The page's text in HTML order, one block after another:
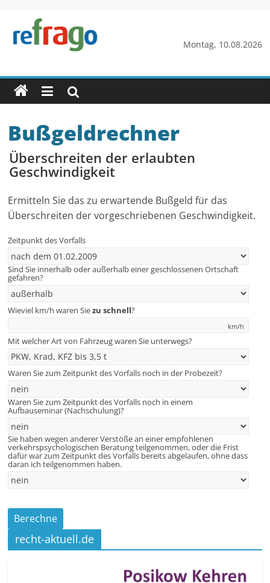
springen
Montag, 10.08.2026
refrago
Rechtsfragen
online
verständlich
kostenlos
Bußgeldrechner
Überschreiten der erlaubten
Geschwindigkeit
Ermitteln Sie das zu erwartende Bußgeld für das
Überschreiten der vorgeschriebenen Geschwindigkeit.
Zeitpunkt des Vorfalls
Sind Sie innerhalb oder außerhalb einer geschlossenen Ortschaft
gefahren?
Wieviel km/h waren Siezu schnell?
km/h
Mit welcher Art von Fahrzeug waren Sie unterwegs?
Waren Sie zum Zeitpunkt des Vorfalls noch in der Probezeit?
Waren Sie zum Zeitpunkt des Vorfalls noch in einem
Aufbauseminar (Nachschulung)?
Sie haben wegen anderer Verstöße an einer empfohlenen
verkehrspsychologischen Beratung teilgenommen, oder die Frist
dafür war zum Zeitpunkt des Vorfalls bereits abgelaufen, ohne dass
daran ich teilgenommen haben.
recht-aktuell.de